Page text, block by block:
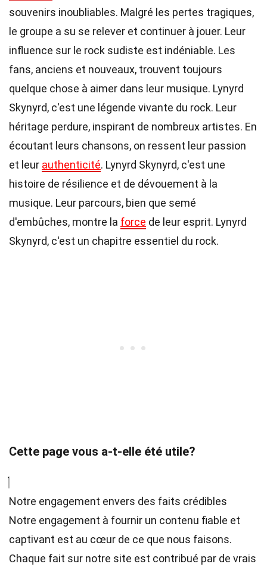
souvenirs inoubliables. Malgré les pertes tragiques,
le groupe a su se relever et continuer à jouer. Leur
influence sur le rock sudiste est indéniable. Les
fans, anciens et nouveaux, trouvent toujours
quelque chose à aimer dans leur musique. Lynyrd
Skynyrd, c'est une légende vivante du rock. Leur
héritage perdure, inspirant de nombreux artistes. En
écoutant leurs chansons, on ressent leur passion
et leur authenticité. Lynyrd Skynyrd, c'est une
histoire de résilience et de dévouement à la
musique. Leur parcours, bien que semé
d'embûches, montre la force de leur esprit. Lynyrd
Skynyrd, c'est un chapitre essentiel du rock.
Cette page vous a-t-elle été utile?
Notre engagement envers des faits crédibles
Notre engagement à fournir un contenu fiable et
captivant est au cœur de ce que nous faisons.
Chaque fait sur notre site est contribué par de vrais